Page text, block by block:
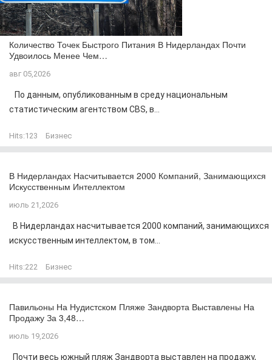
Количество Точек Быстрого Питания В Нидерландах Почти
Удвоилось Менее Чем…
авг 05,2026
По данным, опубликованным в среду национальным
статистическим агентством CBS, в...
Hits:123 Бизнес
В Нидерландах Насчитывается 2000 Компаний, Занимающихся
Искусственным Интеллектом
июль 21,2026
В Нидерландах насчитывается 2000 компаний, занимающихся
искусственным интеллектом, в том...
Hits:222 Бизнес
Павильоны На Нудистском Пляже Зандворта Выставлены На
Продажу За 3,48…
июль 19,2026
Почти весь южный пляж Зандворта выставлен на продажу,